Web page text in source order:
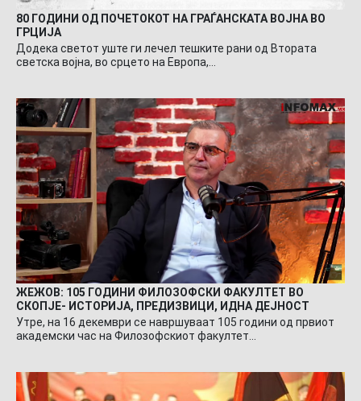
80 ГОДИНИ ОД ПОЧЕТОКОТ НА ГРАЃАНСКАТА ВОЈНА ВО
ГРЦИЈА
Додека светот уште ги лечел тешките рани од Втората
светска војна, во срцето на Европа,…
ЖЕЖОВ: 105 ГОДИНИ ФИЛОЗОФСКИ ФАКУЛТЕТ ВО
СКОПЈЕ- ИСТОРИЈА, ПРЕДИЗВИЦИ, ИДНА ДЕЈНОСТ
Утре, на 16 декември се навршуваат 105 години од првиот
академски час на Филозофскиот факултет…